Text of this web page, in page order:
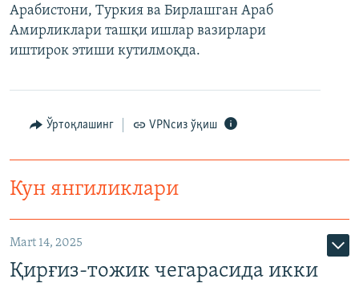
Арабистони, Туркия ва Бирлашган Араб
Амирликлари ташқи ишлар вазирлари
иштирок этиши кутилмоқда.
Ўртоқлашинг VPNсиз ўқиш
Кун янгиликлари
Mart 14, 2025
Қирғиз-тожик чегарасида икки